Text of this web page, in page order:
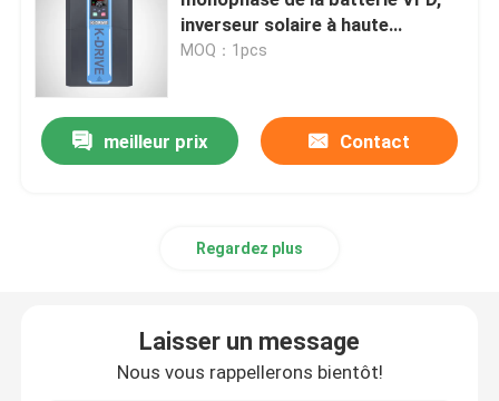
commande variable de fréquence de vfd
Démarreur mou de moteur
Inverseur d'ascenseur
inverseur solaire à haute
fréquence pratique
MOQ：1pcs
meilleur prix Contact
Regardez plus
Laisser un message
Nous vous rappellerons bientôt!